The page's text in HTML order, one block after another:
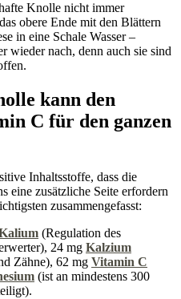
Knolle nicht immer
obere Ende mit den Blättern
in eine Schale Wasser –
wieder nach, denn auch sie sind
kann den
C für den ganzen
Inhaltsstoffe, dass die
eine zusätzliche Seite erfordern
zusammengefasst:
(Regulation des
24 mg Kalzium
Zähne), 62 mg Vitamin C
(ist an mindestens 300